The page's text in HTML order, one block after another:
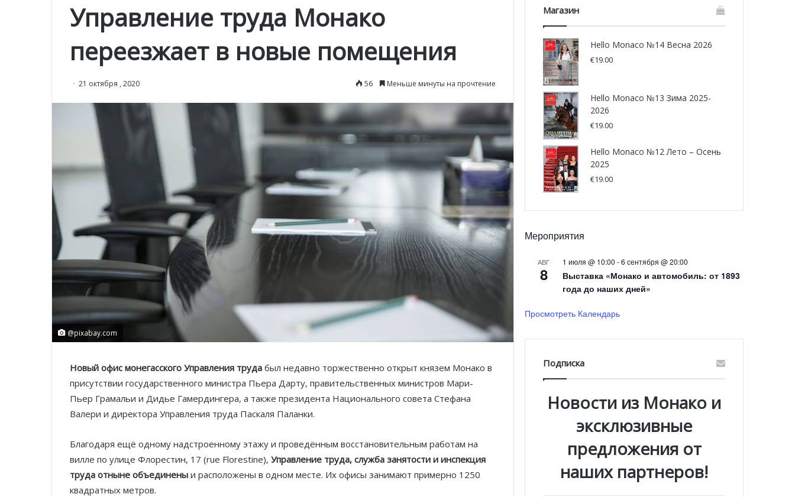
Управление труда Монако
переезжает в новые помещения
21 октября , 2020 56 Меньше минуты на прочтение
@pixabay.com
Новый офис монегасского Управления труда был недавно торжественно открыт князем Монако в
присутствии государственного министра Пьера Дарту, правительственных министров Мари-
Пьер Грамальи и Дидье Гамердингера, а также президента Национального совета Стефана
Валери и директора Управления труда Паскаля Паланки.
Благодаря ещё одному надстроенному этажу и проведённым восстановительным работам на
вилле по улице Флорестин, 17 (rue Florestine), Управление труда, служба занятости и инспекция
труда отныне объединены и расположены в одном месте. Их офисы занимают примерно 1250
квадратных метров.
Шарль Леклер вновь в борьбе:
Ferrari набирает скорость перед
Магазин
Hello Monaco №14 Весна 2026
€19.00
Hello Monaco №13 Зима 2025-
2026
€19.00
Hello Monaco №12 Лето – Осень
2025
€19.00
Мероприятия
АВГ
8
1 июля @ 10:00 -6 сентября @ 20:00
Выставка «Монако и автомобиль: от 1893
года до наших дней»
Просмотреть Календарь
Подписка
Новости из Монако и
эксклюзивные
предложения от
наших партнеров!